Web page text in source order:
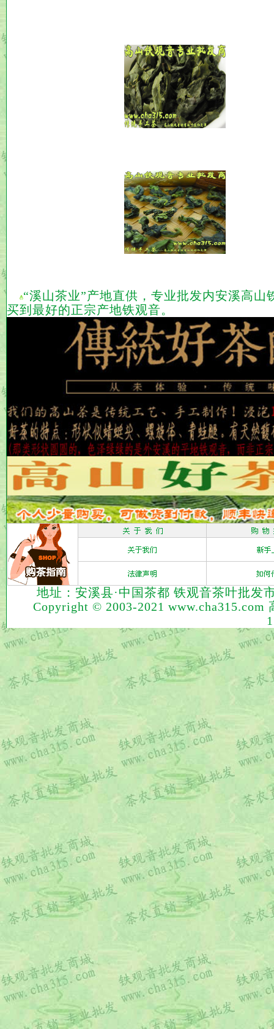
“溪山茶业”产地直供，专业批发内安溪高山
买到最好的正宗产地铁观音。
地址：安溪县·中国茶都 铁观音茶叶批发
Copyright © 2003-2021 www.cha315.com